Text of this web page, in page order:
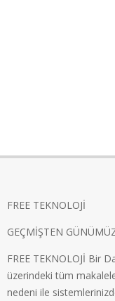
FREE TEKNOLOJİ
GEÇMİŞTEN
FREE TEKNOLOJİ Bir
üzerindeki tüm
nedeni ile